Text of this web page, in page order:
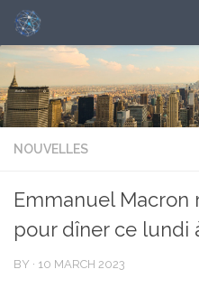
NOUVELLES
Emmanuel Macron
pour dîner ce lundi
BY · 10 MARCH 2023